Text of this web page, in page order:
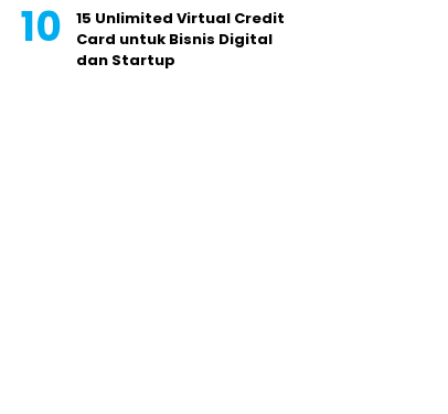
15 Unlimited Virtual Credit
Card untuk Bisnis Digital
dan Startup